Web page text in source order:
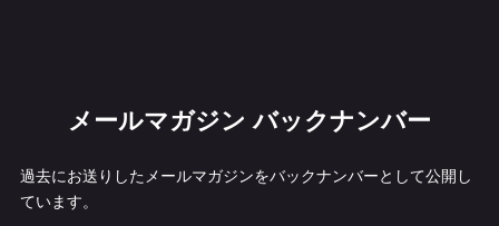
メールマガジン バックナンバー
過去にお送りしたメールマガジンをバックナンバーとして公開し
ています。